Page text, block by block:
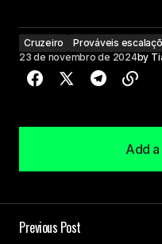
Cruzeiro Prováveis
23 de novembro de 2024by
Add
Add
Previous Post